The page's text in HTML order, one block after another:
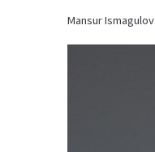
Mansur Ismagulov